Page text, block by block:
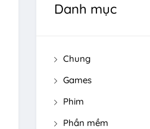
Danh mục
Chung
Games
Phim
Phần mềm